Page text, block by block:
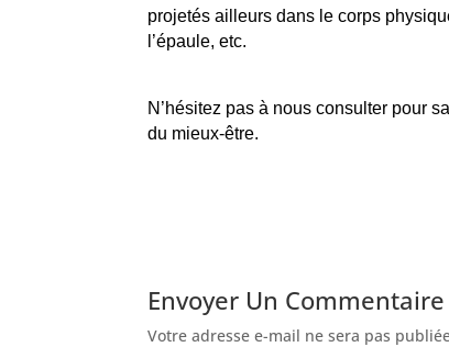
projetés ailleurs dans le corps
l’épaule, etc.
N’hésitez pas à nous consulter pour
du mieux-être.
Envoyer Un Commentaire
Votre adresse e-mail ne sera pas